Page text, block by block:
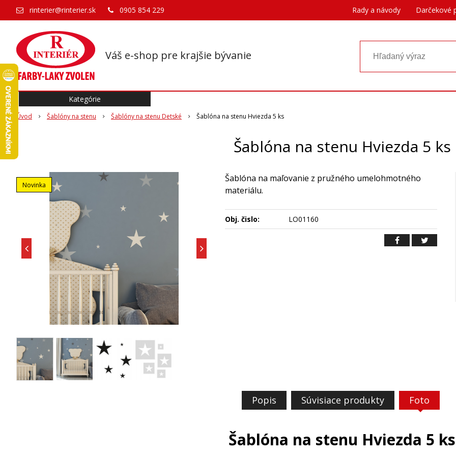
Váš e-shop pre krajšie bývanie
rinterier@rinterier.sk 0905 854 229 Rady a návody Darčekové
Úvod Šablóny na stenu Šablóny na stenu Detské Šablóna na stenu Hviezda 5 ks
Šablóna na stenu Hviezda 5 ks
Novinka
Šablóna na maľovanie z pružného umelohmotného
materiálu.
Obj. čislo: LO01160
Popis Súvisiace produkty Foto
Šablóna na stenu Hviezda 5 ks
Kategórie